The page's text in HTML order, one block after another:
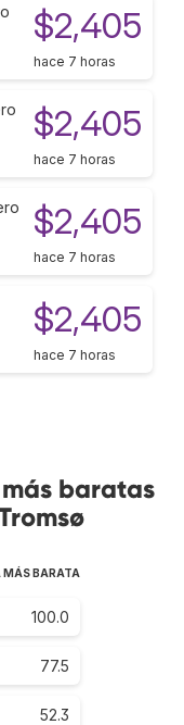
$2,405
hace 7 horas
$2,405
hace 7 horas
$2,405
hace 7 horas
$2,405
hace 7 horas
baratas
MÁS BARATA
100.0
77.5
52.3